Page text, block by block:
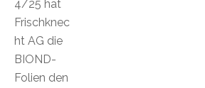
4/25 hat
Frischknec
ht AG die
BIOND-
Folien den